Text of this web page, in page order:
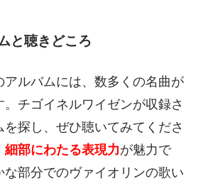
と聴きどころ
アルバムには、数多くの名曲が
チゴイネルワイゼンが収録さ
探し、ぜひ聴いてみてくださ
細部にわたる表現力が魅力で
な部分でのヴァイオリンの歌い